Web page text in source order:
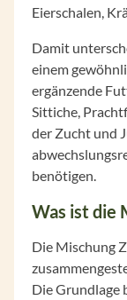
Eierschalen,
Damit
einem
ergänzende
Sittiche,
der Zucht und
benötigen.
Was ist die
Die Mischung
Die Grundlage